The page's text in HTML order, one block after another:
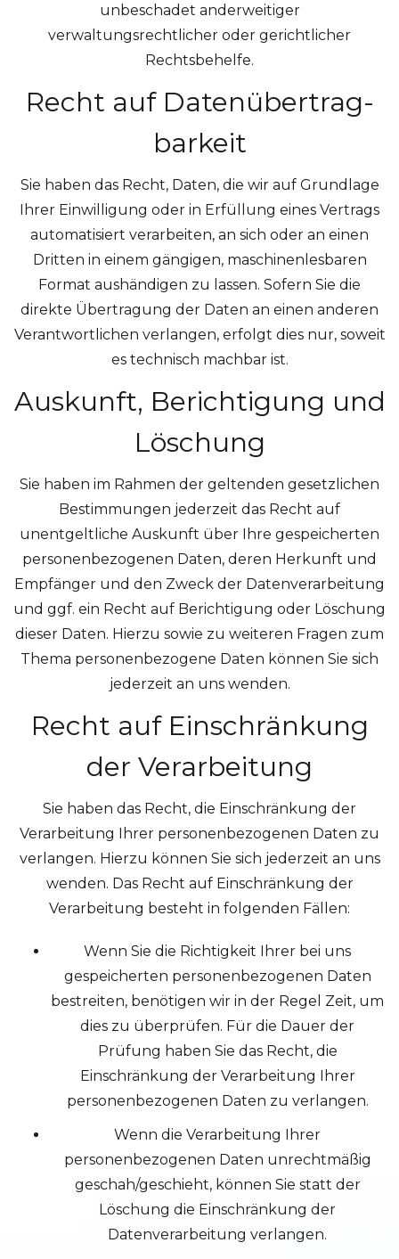
unbeschadet anderweitiger
verwaltungsrechtlicher oder gerichtlicher
Rechtsbehelfe.
Recht auf Daten­übertrag­
barkeit
Sie haben das Recht, Daten, die wir auf Grundlage
Ihrer Einwilligung oder in Erfüllung eines Vertrags
automatisiert verarbeiten, an sich oder an einen
Dritten in einem gängigen, maschinenlesbaren
Format aushändigen zu lassen. Sofern Sie die
direkte Übertragung der Daten an einen anderen
Verantwortlichen verlangen, erfolgt dies nur, soweit
es technisch machbar ist.
Auskunft, Berichtigung und
Löschung
Sie haben im Rahmen der geltenden gesetzlichen
Bestimmungen jederzeit das Recht auf
unentgeltliche Auskunft über Ihre gespeicherten
personenbezogenen Daten, deren Herkunft und
Empfänger und den Zweck der Datenverarbeitung
und ggf. ein Recht auf Berichtigung oder Löschung
dieser Daten. Hierzu sowie zu weiteren Fragen zum
Thema personenbezogene Daten können Sie sich
jederzeit an uns wenden.
Recht auf Einschränkung
der Verarbeitung
Sie haben das Recht, die Einschränkung der
Verarbeitung Ihrer personenbezogenen Daten zu
verlangen. Hierzu können Sie sich jederzeit an uns
wenden. Das Recht auf Einschränkung der
Verarbeitung besteht in folgenden Fällen:
Wenn Sie die Richtigkeit Ihrer bei uns
gespeicherten personenbezogenen Daten
bestreiten, benötigen wir in der Regel Zeit, um
dies zu überprüfen. Für die Dauer der
Prüfung haben Sie das Recht, die
Einschränkung der Verarbeitung Ihrer
personenbezogenen Daten zu verlangen.
Wenn die Verarbeitung Ihrer
personenbezogenen Daten unrechtmäßig
geschah/geschieht, können Sie statt der
Löschung die Einschränkung der
Datenverarbeitung verlangen.